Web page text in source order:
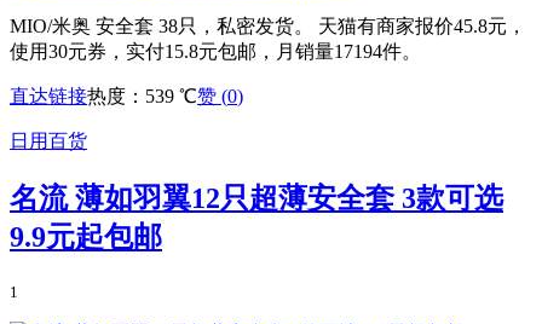
MIO/米奥 安全套 38只，私密发货。 天猫有商家报价45.8元，
使用30元券，实付15.8元包邮，月销量17194件。
直达链接热度：539 ℃赞 (0)
日用百货
名流 薄如羽翼12只超薄安全套 3款可选
9.9元起包邮
1